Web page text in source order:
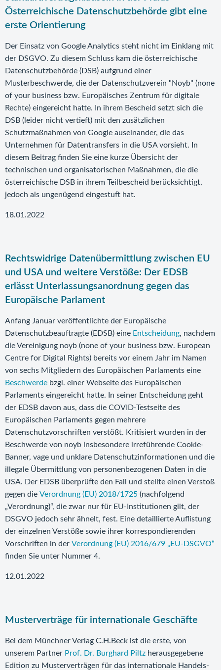
Österreichische Datenschutzbehörde gibt eine
erste Orientierung
Der Einsatz von Google Analytics steht nicht im Einklang mit
der DSGVO. Zu diesem Schluss kam die österreichische
Datenschutzbehörde (DSB) aufgrund einer
Musterbeschwerde, die der Datenschutzverein "Noyb" (none
of your business bzw. Europäisches Zentrum für digitale
Rechte) eingereicht hatte. In ihrem Bescheid setzt sich die
DSB (leider nicht vertieft) mit den zusätzlichen
Schutzmaßnahmen von Google auseinander, die das
Unternehmen für Datentransfers in die USA vorsieht. In
diesem Beitrag finden Sie eine kurze Übersicht der
technischen und organisatorischen Maßnahmen, die die
österreichische DSB in ihrem Teilbescheid berücksichtigt,
jedoch als ungenügend eingestuft hat.
18.01.2022
Rechtswidrige Datenübermittlung zwischen EU
und USA und weitere Verstöße: Der EDSB
erlässt Unterlassungsanordnung gegen das
Europäische Parlament
Anfang Januar veröffentlichte der Europäische
Datenschutzbeauftragte (EDSB) eine Entscheidung, nachdem
die Vereinigung noyb (none of your business bzw. European
Centre for Digital Rights) bereits vor einem Jahr im Namen
von sechs Mitgliedern des Europäischen Parlaments eine
Beschwerde bzgl. einer Webseite des Europäischen
Parlaments eingereicht hatte. In seiner Entscheidung geht
der EDSB davon aus, dass die COVID-Testseite des
Europäischen Parlaments gegen mehrere
Datenschutzvorschriften verstößt. Kritisiert wurden in der
Beschwerde von noyb insbesondere irreführende Cookie-
Banner, vage und unklare Datenschutzinformationen und die
illegale Übermittlung von personenbezogenen Daten in die
USA. Der EDSB überprüfte den Fall und stellte einen Verstoß
gegen die Verordnung (EU) 2018/1725 (nachfolgend
„Verordnung)“, die zwar nur für EU-Institutionen gilt, der
DSGVO jedoch sehr ähnelt, fest. Eine detaillierte Auflistung
der einzelnen Verstöße sowie ihrer korrespondierenden
Vorschriften in der Verordnung (EU) 2016/679 „EU-DSGVO“
finden Sie unter Nummer 4.
12.01.2022
Musterverträge für internationale Geschäfte
Bei dem Münchner Verlag C.H.Beck ist die erste, von
unserem Partner Prof. Dr. Burghard Piltz herausgegebene
Edition zu Musterverträgen für das internationale Handels-